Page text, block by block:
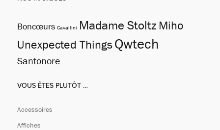
Boncœurs Cavallini Madame Stoltz Miho
Unexpected ThingsQwtech
Santonore
VOUS ÊTES PLUTÔT …
Accessoires
Affiches